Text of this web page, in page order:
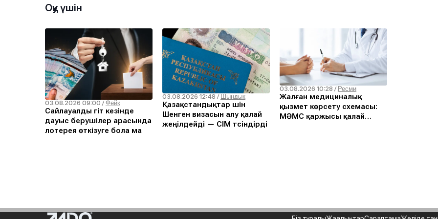
Оқу үшін
03.08.2026 09:00 /Фейк
Сайлауалды үгіт кезінде
дауыс берушілер арасында
лотерея өткізуге бола ма
03.08.2026 12:48 / Шындық
Қазақстандықтар үшін
Шенген визасын алу қалай
жеңілдейді — СІМ түсіндірді
03.08.2026 10:28 / Ресми
Жалған медициналық
қызмет көрсету схемасы:
МӘМС қаржысы қалай